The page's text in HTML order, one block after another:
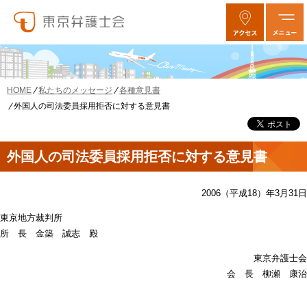
HOME 私たちのメッセージ
各種意見書
外国人の司法委員採用拒否に対する意見書
外国人の司法委員採用拒否に対する意見書
2006（平成18）年3月31日
東京地方裁判所
所 長 金築 誠志 殿
東京弁護士会
会 長 柳瀬 康治